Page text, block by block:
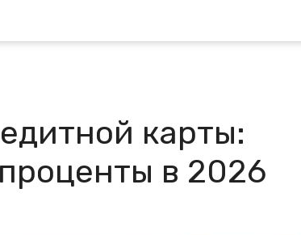
карты:
в 2026